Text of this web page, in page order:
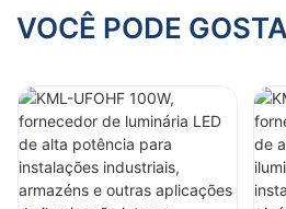
placas de
VOCÊ PODE